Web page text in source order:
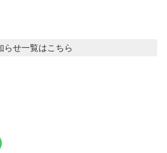
らせ一覧はこちら